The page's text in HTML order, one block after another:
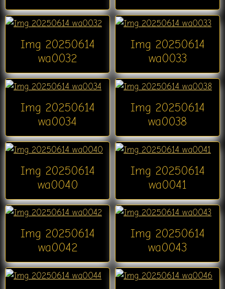
Img 20250614
wa0032
Img 20250614
wa0033
Img 20250614
wa0034
Img 20250614
wa0038
Img 20250614
wa0040
Img 20250614
wa0041
Img 20250614
wa0042
Img 20250614
wa0043